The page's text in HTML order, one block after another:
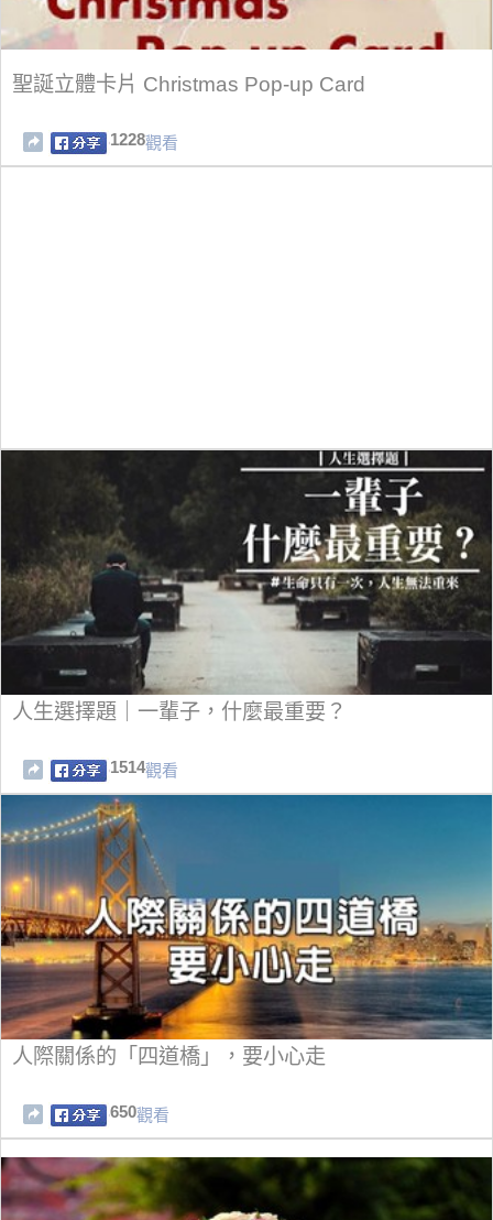
聖誕立體卡片 Christmas Pop-up Card
1228觀看
人生選擇題｜一輩子，什麼最重要？
1514觀看
人際關係的「四道橋」，要小心走
650觀看